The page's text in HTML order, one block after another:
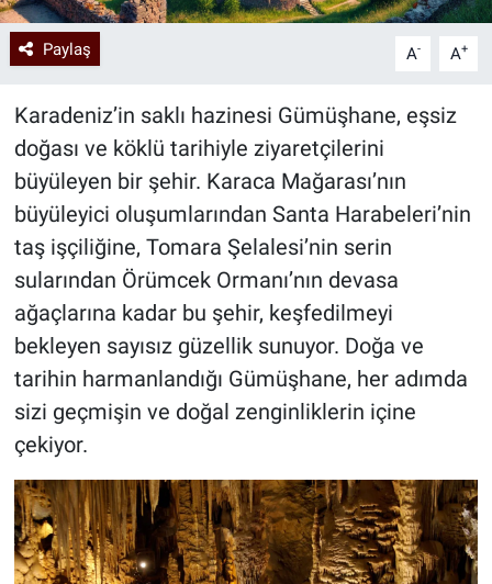
Paylaş A- A+
Karadeniz’in saklı hazinesi Gümüşhane, eşsiz
doğası ve köklü tarihiyle ziyaretçilerini
büyüleyen bir şehir. Karaca Mağarası’nın
büyüleyici oluşumlarından Santa Harabeleri’nin
taş işçiliğine, Tomara Şelalesi’nin serin
sularından Örümcek Ormanı’nın devasa
ağaçlarına kadar bu şehir, keşfedilmeyi
bekleyen sayısız güzellik sunuyor. Doğa ve
tarihin harmanlandığı Gümüşhane, her adımda
sizi geçmişin ve doğal zenginliklerin içine
çekiyor.